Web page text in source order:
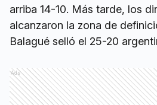
arriba 14-10. Más tarde, los
alcanzaron la zona de
Balagué selló el 25-20
Ads